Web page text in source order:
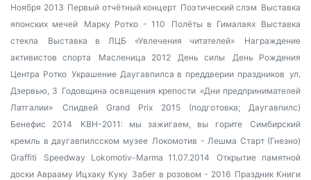
Ноября 2013 Первый отчётный концерт Поэтический слэм Выставка
японских мечей
Марку Ротко - 110 Полёты в Гималаях
Выставка
стекла
Выставка в ЛЦБ «Увлечения читателей»
Награждение
активистов спорта
Масленица 2012 День силы
День Рождения
Центра Ротко Украшение Даугавпилса в преддверии праздников ул.
Дзервью, 3 Годовщина освящения крепости «Дни предпринимателей
Латгалии»
Спидвей Grand Prix 2015 (подготовка; Даугавпилс)
Бенефис 2014
КВН-2011: мы зажигаем, вы горите
Симбирский
кремль в даугавпилсском музее Локомотив - Лешма Старт (Гнезно)
Graffiti
Speedway Lokomotiv-Marma 11.07.2014
Открытие памятной
доски Аврааму Ицхаку Куку Забег в розовом - 2016 Праздник Книги